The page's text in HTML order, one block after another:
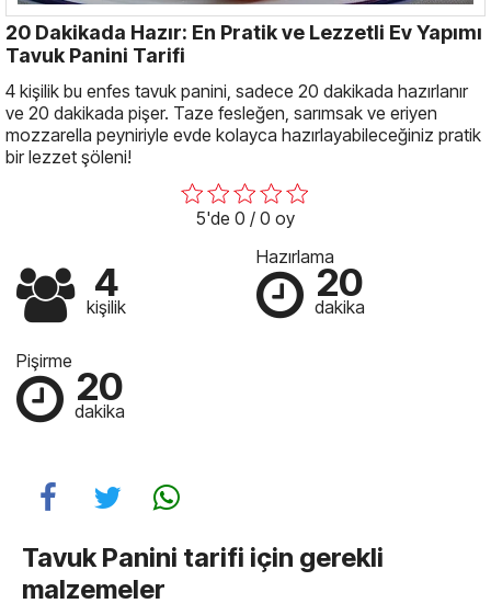
20 Dakikada Hazır: En Pratik ve Lezzetli Ev Yapımı
Tavuk Panini Tarifi
4 kişilik bu enfes tavuk panini, sadece 20 dakikada hazırlanır
ve 20 dakikada pişer. Taze fesleğen, sarımsak ve eriyen
mozzarella peyniriyle evde kolayca hazırlayabileceğiniz pratik
bir lezzet şöleni!
5'de 0 / 0 oy
4
kişilik
Hazırlama
20
dakika
Pişirme
20
dakika
Tavuk Panini tarifi için gerekli
malzemeler